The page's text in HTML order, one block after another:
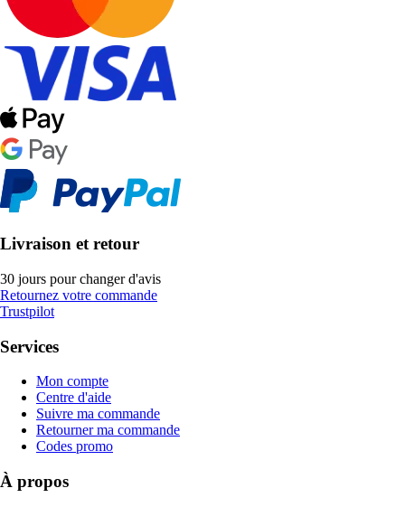
Livraison et retour
30 jours pour changer d'avis
Retournez votre commande
Trustpilot
Services
Mon compte
Centre d'aide
Suivre ma commande
Retourner ma commande
Codes promo
À propos